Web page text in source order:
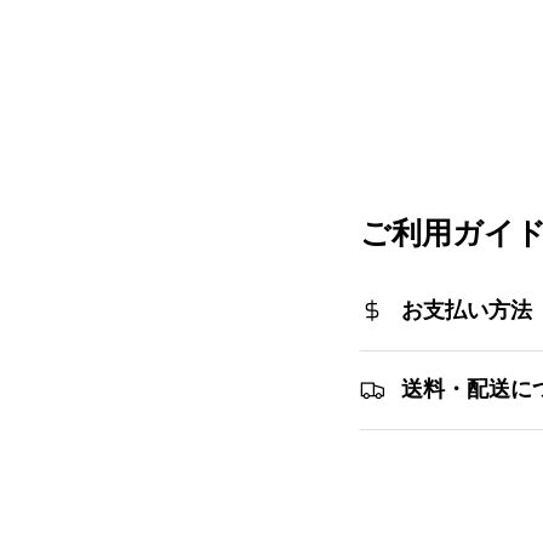
ご利用ガイド
お支払い方法
送料・配送に